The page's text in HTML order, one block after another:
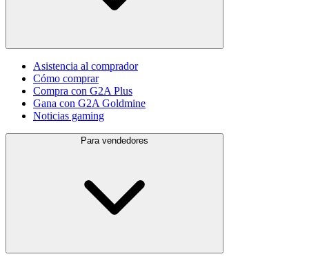
Asistencia al comprador
Cómo comprar
Compra con G2A Plus
Gana con G2A Goldmine
Noticias gaming
Para vendedores